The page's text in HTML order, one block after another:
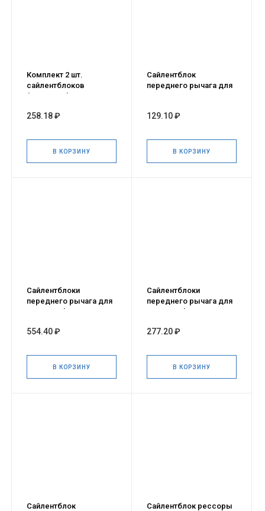
Комплект 2 шт.
сайлентблоков
(шарниров) рычага
для а/м LADA Largus,
258.18 ₽
В КОРЗИНУ
Сайлентблок
переднего рычага для
Sandero I, II
129.10 ₽
В КОРЗИНУ
Сайлентблоки
переднего рычага для
а/м Renault Duster, 4 шт.
554.40 ₽
В КОРЗИНУ
Сайлентблоки
переднего рычага для
а/м Renault Duster, 2 шт.
277.20 ₽
В КОРЗИНУ
Сайлентблок
Сайлентблок рессоры